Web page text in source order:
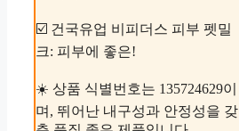
☑️ 건국유업 비피더스 피부 펫밀
크: 피부에 좋은!
☀️ 상품 식별번호는 135724629이
며, 뛰어난 내구성과 안정성을 갖